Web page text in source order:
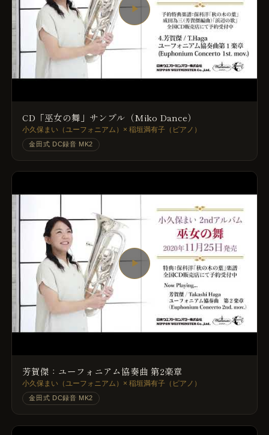
▶
CD「巫女の舞」サンプル（Miko Dance）
小久保まい（ユーフォニアム）× 稲垣満有子（ピアノ）
金田式 DC録音 MK2
▶
芳賀傑：ユーフォニアム協奏曲 第2楽章
小久保まい（ユーフォニアム）× 稲垣満有子（ピアノ）
金田式 DC録音 MK2